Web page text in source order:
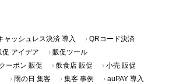
ャッシュレス決済 導入
QRコード決済
促 アイデア
販促ツール
クーポン 販促 飲食店 販促
小売 販促
雨の日 集客 集客 事例
auPAY 導入